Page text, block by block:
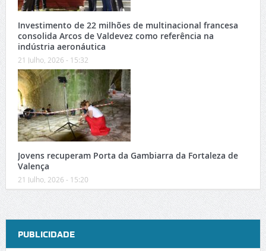
Investimento de 22 milhões de multinacional francesa
consolida Arcos de Valdevez como referência na
indústria aeronáutica
21 Julho, 2026 - 15:32
Jovens recuperam Porta da Gambiarra da Fortaleza de
Valença
21 Julho, 2026 - 15:20
PUBLICIDADE